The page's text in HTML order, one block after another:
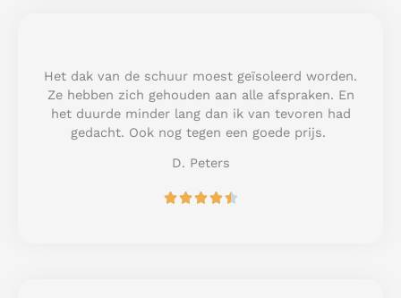
u
t
o
f
Het dak van de schuur moest geïsoleerd worden.
Ze hebben zich gehouden aan alle afspraken. En
het duurde minder lang dan ik van tevoren had
gedacht. Ook nog tegen een goede prijs.
D. Peters
